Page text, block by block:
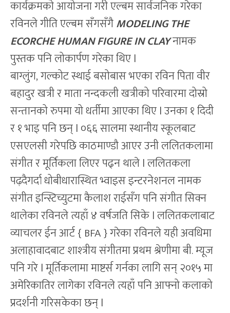
कार्यक्रमको आयोजना गरी एल्बम सार्वजनिक गरेका
रविनले गीति एल्बम सँगसँगैMODELING THE
ECORCHE HUMAN FIGURE IN CLAYनामक
पुस्तक पनि लोकार्पण गरेका थिए l
बाग्लुंग, गल्कोट स्थाई बसोबास भएका रविन पिता वीर
बहादुर खत्री र माता नन्दकली खत्रीको परिवारमा दोस्रो
सन्तानको रुपमा यो धर्तीमा आएका थिए l उनका १ दिदी
र १ भाइ पनि छन् l ०६६ सालमा स्थानीय स्कूलबाट
एसएलसी गरेपछि काठमाण्डौ आएर उनी ललितकलामा
संगीत र मूर्तिकला लिएर पढ्न थाले l ललितकला
पढ़दैगर्दा धोबीधारास्थित भ्वाइस इन्टरनेशनल नामक
संगीत इन्स्टिच्युटमा कैलाश राईसँग पनि संगीत सिक्न
थालेका रविनले त्यहाँ ४ वर्षजति सिके l ललितकलाबाट
व्याचलर ईन आर्ट { BFA } गरेका रविनले यही अवधिमा
अलाहावादबाट शाश्त्रीय संगीतमा प्रथम श्रेणीमा बी. म्यूज
पनि गरे l मूर्तिकलामा माष्टर्स गर्नका लागि सन् २०१५ मा
अमेरिकातिर लागेका रविनले त्यहाँ पनि आफ्नो कलाको
प्रदर्शनी गरिसकेका छन् l